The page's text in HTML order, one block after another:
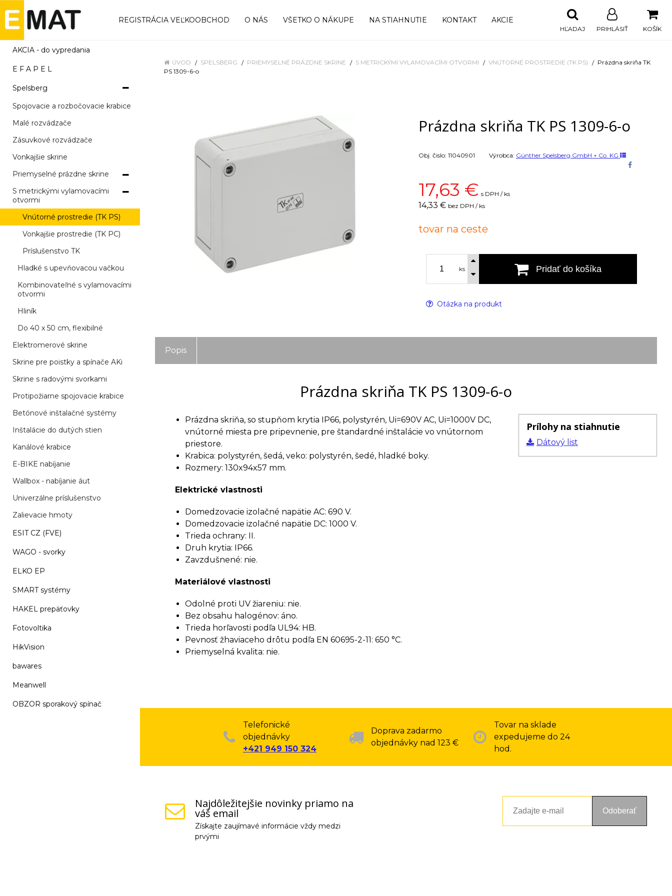
REGISTRÁCIA VEĽKOOBCHOD O NÁS VŠETKO O NÁKUPE NA STIAHNUTIE KONTAKT AKCIE
KOŠÍK
PRIHLÁSIŤ
HĽADAJ
AKCIA - do vypredania
E F A P E L
Spelsberg
Spojovacie a rozbočovacie krabice
Malé rozvádzače
Zásuvkové rozvádzače
Vonkajšie skrine
Priemyselné prázdne skrine
S metrickými vylamovacími
otvormi
Vnútorné prostredie (TK PS)
Vonkajšie prostredie (TK PC)
Príslušenstvo TK
Hladké s upevňovacou vačkou
Kombinovateľné s vylamovacími
otvormi
Hliník
Do 40 x 50 cm, flexibilné
Elektromerové skrine
Skrine pre poistky a spínače AKi
Skrine s radovými svorkami
Protipožiarne spojovacie krabice
Betónové inštalačné systémy
Inštalácie do dutých stien
Kanálové krabice
E-BIKE nabíjanie
Wallbox - nabíjanie áut
Univerzálne príslušenstvo
Zalievacie hmoty
ESIT CZ (FVE)
WAGO - svorky
ELKO EP
SMART systémy
HAKEL prepäťovky
Fotovoltika
HikVision
bawares
Meanwell
OBZOR sporakový spínač
ÚVOD SPELSBERG PRIEMYSELNÉ PRÁZDNE SKRINE S METRICKÝMI VYLAMOVACÍMI OTVORMI VNÚTORNÉ PROSTREDIE (TK PS)
Prázdna skriňa TK
PS 1309-6-o
Prázdna skriňa TK PS 1309-6-o
Obj. čislo: 11040901 Výrobca: Günther Spelsberg GmbH + Co. KG
17,63 € s DPH / ks
14,33 € bez DPH / ks
tovar na ceste
ks Pridať do košíka
Otázka na produkt
Popis
Prázdna skriňa TK PS 1309-6-o
Prílohy na stiahnutie
Dátový list
Prázdna skriňa, so stupňom krytia IP66, polystyrén, Ui=690V AC, Ui=1000V DC,
vnútorné miesta pre pripevnenie, pre štandardné inštalácie vo vnútornom
priestore.
Krabica: polystyrén, šedá, veko: polystyrén, šedé, hladké boky.
Rozmery: 130x94x57 mm.
Elektrické vlastnosti
Domedzovacie izolačné napätie AC: 690 V.
Domedzovacie izolačné napätie DC: 1000 V.
Trieda ochrany: II.
Druh krytia: IP66.
Zavzdušnené: nie.
Materiálové vlastnosti
Odolné proti UV žiareniu: nie.
Bez obsahu halogénov: áno.
Trieda horľavosti podľa UL94: HB.
Pevnosť žhaviaceho drôtu podľa EN 60695-2-11: 650 °C.
Priemyselná kvalita: nie.
Telefonické
objednávky
+421 949 150 324
Doprava zadarmo
objednávky nad 123 €
Tovar na sklade
expedujeme do 24
hod.
Najdôležitejšie novinky priamo na
váš email
Získajte zaujímavé informácie vždy medzi
prvými
Odoberať